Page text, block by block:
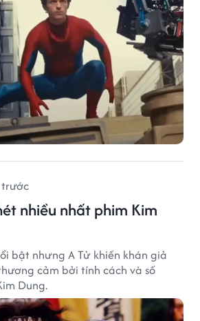
nhiều nhất phim Kim
bật nhưng A Tử khiến khán giả
cảm bởi tính cách và số
Dung.